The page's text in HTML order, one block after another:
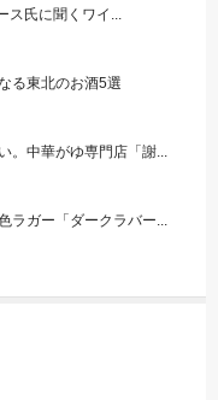
ス氏に聞くワイ...
る東北のお酒5選
。中華がゆ専門店「謝...
ラガー「ダークラバー...